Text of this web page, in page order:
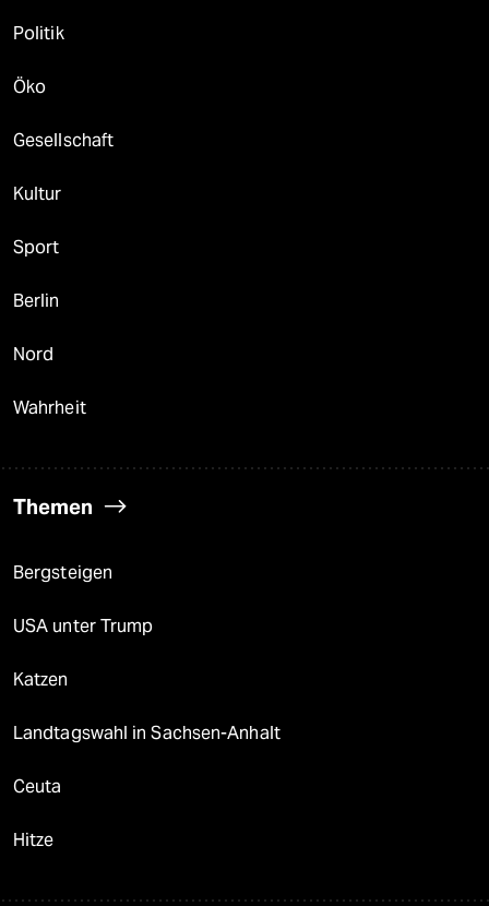
Politik
Öko
Gesellschaft
Kultur
Sport
Berlin
Nord
Wahrheit
Themen
Bergsteigen
USA unter Trump
Katzen
Landtagswahl in Sachsen-Anhalt
Ceuta
Hitze